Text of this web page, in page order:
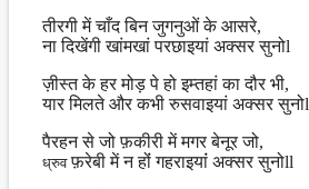
तीरगी में चाँद बिन जुगनुओं के आसरे,
ना दिखेंगी खांमखां परछाइयां अक्सर सुनोl
ज़ीस्त के हर मोड़ पे हो इम्तहां का दौर भी,
यार मिलते और कभी रुसवाइयां अक्सर सुनोl
पैरहन से जो फ़कीरी में मगर बेनूर जो,
ध्रुवफ़रेबी में न होंं गहराइयांं अक्सर सुनोll